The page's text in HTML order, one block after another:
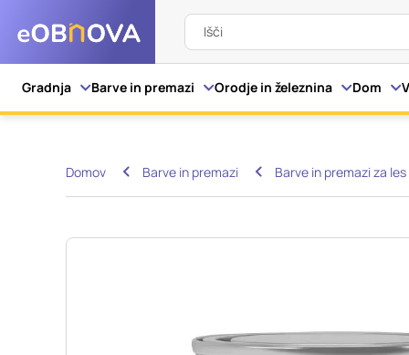
Išči
Gradnja Barve in premazi Orodje in železnina Dom
Domov Barve in premazi Barve in premazi za
Nastavitve
Ko obiščete katero
pa skrbijo, da vaše
razkrivajo
izkušnjo. Nekatere
informacij in
tega spletnega